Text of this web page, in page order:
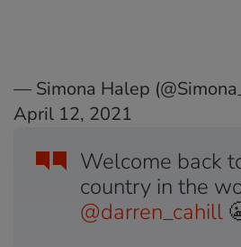
Welcome back
country in the
@darren_cahill
— Simona Halep
April 12, 2021